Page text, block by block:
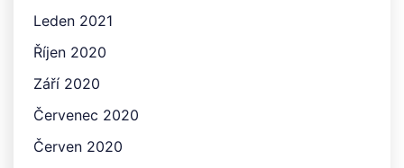
Leden 2021
Říjen 2020
Září 2020
Červenec 2020
Červen 2020